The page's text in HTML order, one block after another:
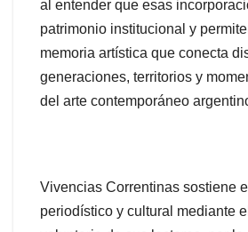
al entender que esas
patrimonio institucional y
memoria artística que conecta
generaciones, territorios y
del arte contemporáneo
Vivencias Correntinas sostiene
periodístico y cultural mediante